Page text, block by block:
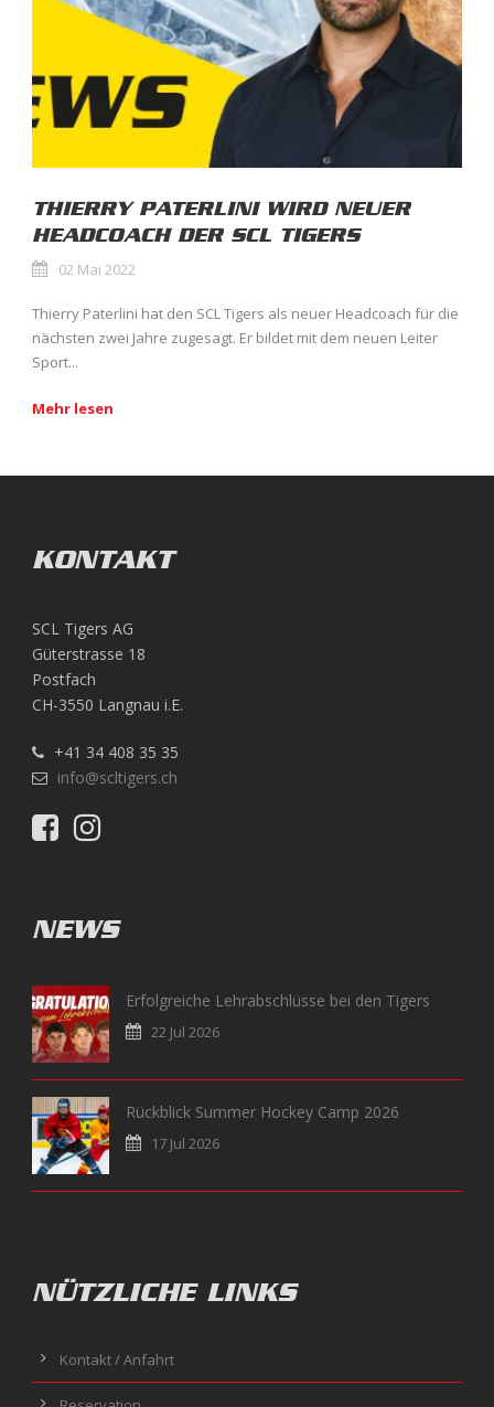
THIERRY PATERLINI WIRD NEUER
HEADCOACH DER SCL TIGERS
02 Mai 2022
Thierry Paterlini hat den SCL Tigers als neuer Headcoach für die
nächsten zwei Jahre zugesagt. Er bildet mit dem neuen Leiter
Sport...
Mehr lesen
KONTAKT
SCL Tigers AG
Güterstrasse 18
Postfach
CH-3550 Langnau i.E.
+41 34 408 35 35
info@scltigers.ch
NEWS
Erfolgreiche Lehrabschlüsse bei den Tigers
22 Jul 2026
Rückblick Summer Hockey Camp 2026
17 Jul 2026
NÜTZLICHE LINKS
Kontakt / Anfahrt